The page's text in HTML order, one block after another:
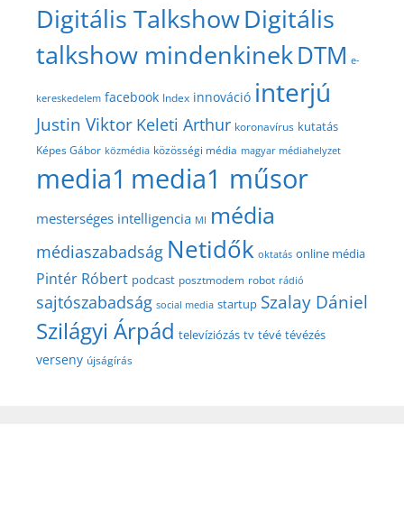
Digitális TalkshowDigitális
talkshow mindenkinekDTM e-
kereskedelem facebook Index innováció interjú
Justin Viktor Keleti Arthur koronavírus kutatás
Képes Gábor közmédia közösségi média magyar médiahelyzet
media1 media1 műsor
mesterséges intelligencia MI média
médiaszabadság Netidők oktatás online média
Pintér Róbert podcast posztmodem robot rádió
sajtószabadság social media startup Szalay Dániel
Szilágyi Árpád televíziózás tv tévé tévézés
verseny újságírás